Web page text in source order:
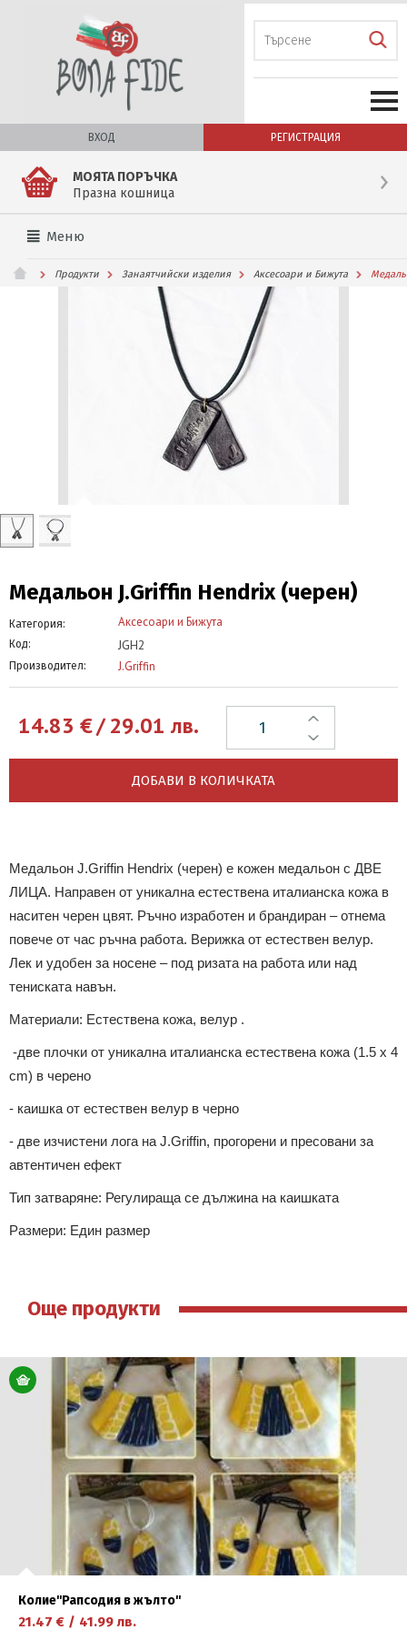
ВХОД РЕГИСТРАЦИЯ
МОЯТА ПОРЪЧКА
Празна кошница
Меню
Продукти Занаятчийски изделия Аксесоари и Бижута
Медальон J.Griffin Hendrix (черен)
Категория: Аксесоари и Бижута
Код: JGH2
Производител: J.Griffin
14.83 €/29.01 лв.
ДОБАВИ В КОЛИЧКАТА
Медальон J.Griffin Hendrix (черен) е кожен медальон с ДВЕ
ЛИЦА. Направен от уникална естествена италианска кожа в
наситен черен цвят. Ръчно изработен и брандиран – отнема
повече от час ръчна работа. Верижка от естествен велур.
Лек и удобен за носене – под ризата на работа или над
тениската навън.
Материали: Естествена кожа, велур .
-две плочки от уникална италианска естествена кожа (1.5 х 4
cm) в черено
- каишка от естествен велур в черно
- две изчистени лога на J.Griffin, прогорени и пресовани за
автентичен ефект
Тип затваряне: Регулираща се дължина на каишката
Размери: Един размер
Още продукти
Колие''Рапсодия в жълто''
21.47 € / 41.99 лв.